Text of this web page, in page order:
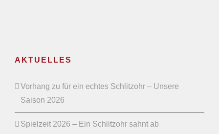
AKTUELLES
Vorhang zu für ein echtes Schlitzohr – Unsere
Saison 2026
Spielzeit 2026 – Ein Schlitzohr sahnt ab